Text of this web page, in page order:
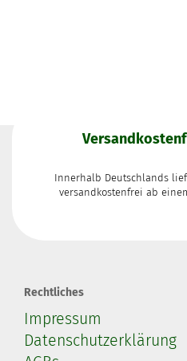
Innerhalb Deutschlands
versandkostenfrei ab
Rechtliches
Impressum
Datenschutzerklärung